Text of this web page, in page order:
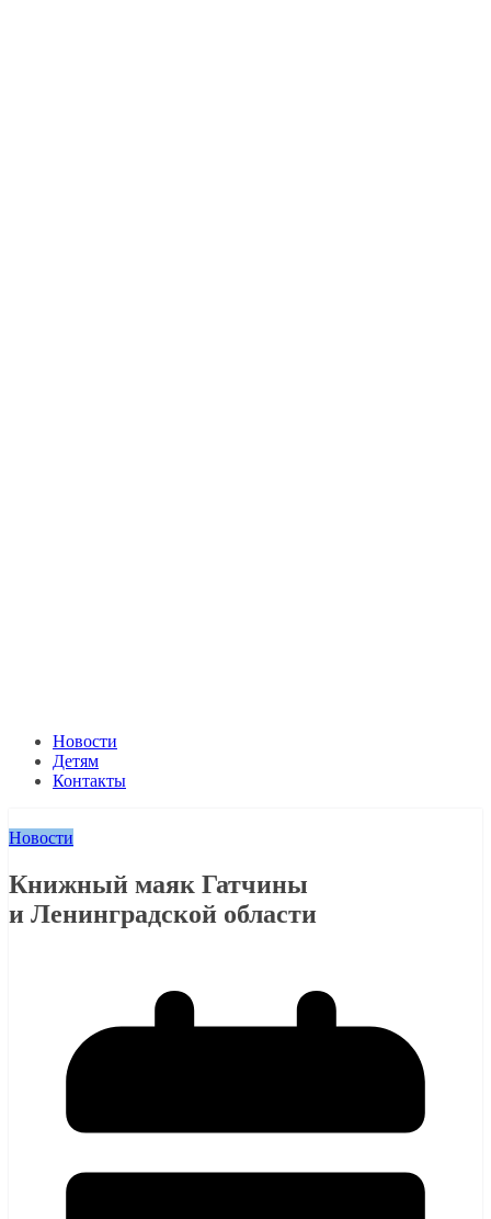
Новости
Детям
Контакты
Новости
Книжный маяк Гатчины
и Ленинградской области